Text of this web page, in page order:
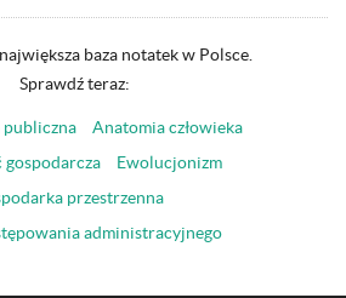
baza notatek w Polsce.
Sprawdź teraz:
Anatomia człowieka
gospodarcza
Ewolucjonizm
przestrzenna
administracyjnego